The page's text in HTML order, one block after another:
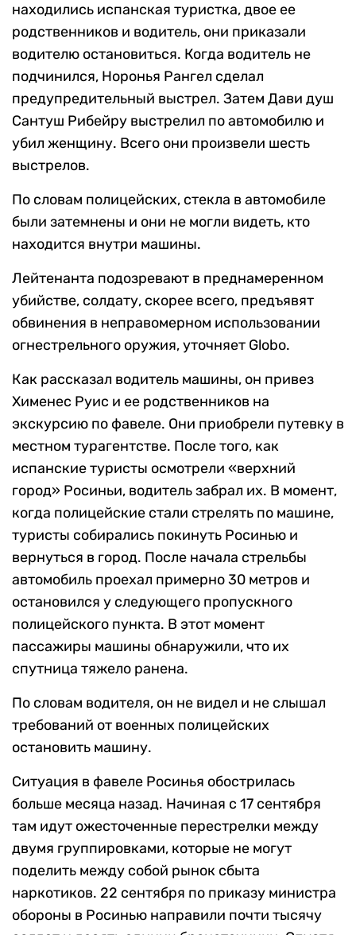
находились испанская туристка, двое ее
родственников и водитель, они приказали
водителю остановиться. Когда водитель не
подчинился, Норонья Рангел сделал
предупредительный выстрел. Затем Дави душ
Сантуш Рибейру выстрелил по автомобилю и
убил женщину. Всего они произвели шесть
выстрелов.
По словам полицейских, стекла в автомобиле
были затемнены и они не могли видеть, кто
находится внутри машины.
Лейтенанта подозревают в преднамеренном
убийстве, солдату, скорее всего, предъявят
обвинения в неправомерном использовании
огнестрельного оружия, уточняет Globo.
Как рассказал водитель машины, он привез
Хименес Руис и ее родственников на
экскурсию по фавеле. Они приобрели путевку в
местном турагентстве. После того, как
испанские туристы осмотрели «верхний
город» Росиньи, водитель забрал их. В момент,
когда полицейские стали стрелять по машине,
туристы собирались покинуть Росинью и
вернуться в город. После начала стрельбы
автомобиль проехал примерно 30 метров и
остановился у следующего пропускного
полицейского пункта. В этот момент
пассажиры машины обнаружили, что их
спутница тяжело ранена.
По словам водителя, он не видел и не слышал
требований от военных полицейских
остановить машину.
Ситуация в фавеле Росинья обострилась
больше месяца назад. Начиная с 17 сентября
там идут ожесточенные перестрелки между
двумя группировками, которые не могут
поделить между собой рынок сбыта
наркотиков. 22 сентября по приказу министра
обороны в Росинью направили почти тысячу